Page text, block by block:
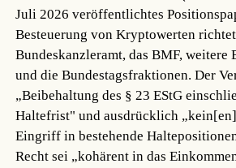
Juli 2026 veröffentlichtes
Besteuerung von Kryptowerten
Bundeskanzleramt, das BMF, weitere
und die Bundestagsfraktionen. Der
„Beibehaltung des § 23 EStG
Haltefrist" und ausdrücklich
Eingriff in bestehende
Recht sei „kohärent in das